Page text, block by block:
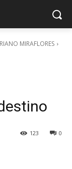
MIRAFLORES
0
123